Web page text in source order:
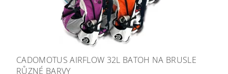
CADOMOTUS AIRFLOW 32L BATOH NA BRUSLE
RŮZNÉ BARVY